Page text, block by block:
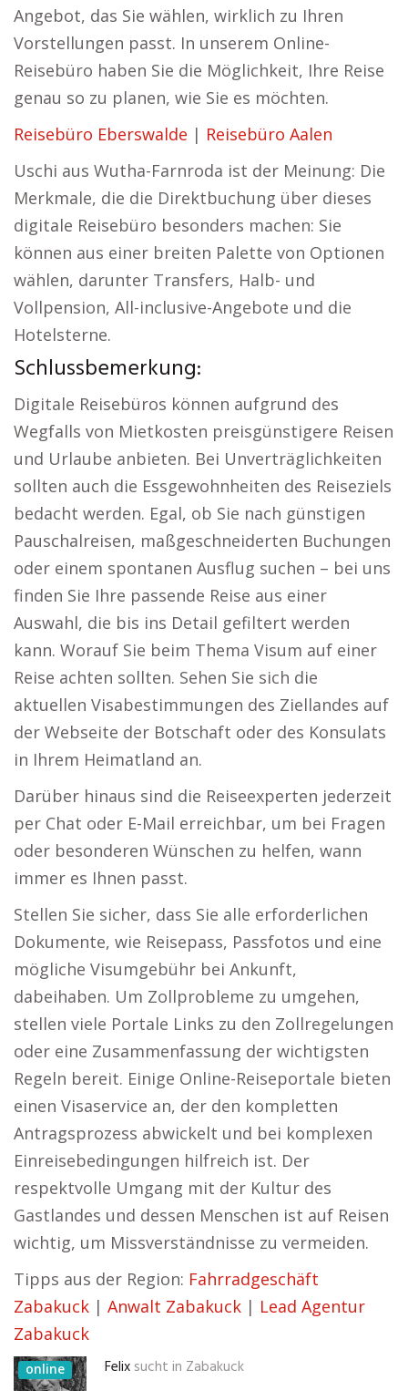
Angebot, das Sie wählen, wirklich zu Ihren
Vorstellungen passt. In unserem Online-
Reisebüro haben Sie die Möglichkeit, Ihre Reise
genau so zu planen, wie Sie es möchten.
Reisebüro Eberswalde | Reisebüro Aalen
Uschi aus Wutha-Farnroda ist der Meinung: Die
Merkmale, die die Direktbuchung über dieses
digitale Reisebüro besonders machen: Sie
können aus einer breiten Palette von Optionen
wählen, darunter Transfers, Halb- und
Vollpension, All-inclusive-Angebote und die
Hotelsterne.
Schlussbemerkung:
Digitale Reisebüros können aufgrund des
Wegfalls von Mietkosten preisgünstigere Reisen
und Urlaube anbieten. Bei Unverträglichkeiten
sollten auch die Essgewohnheiten des Reiseziels
bedacht werden. Egal, ob Sie nach günstigen
Pauschalreisen, maßgeschneiderten Buchungen
oder einem spontanen Ausflug suchen – bei uns
finden Sie Ihre passende Reise aus einer
Auswahl, die bis ins Detail gefiltert werden
kann. Worauf Sie beim Thema Visum auf einer
Reise achten sollten. Sehen Sie sich die
aktuellen Visabestimmungen des Ziellandes auf
der Webseite der Botschaft oder des Konsulats
in Ihrem Heimatland an.
Darüber hinaus sind die Reiseexperten jederzeit
per Chat oder E-Mail erreichbar, um bei Fragen
oder besonderen Wünschen zu helfen, wann
immer es Ihnen passt.
Stellen Sie sicher, dass Sie alle erforderlichen
Dokumente, wie Reisepass, Passfotos und eine
mögliche Visumgebühr bei Ankunft,
dabeihaben. Um Zollprobleme zu umgehen,
stellen viele Portale Links zu den Zollregelungen
oder eine Zusammenfassung der wichtigsten
Regeln bereit. Einige Online-Reiseportale bieten
einen Visaservice an, der den kompletten
Antragsprozess abwickelt und bei komplexen
Einreisebedingungen hilfreich ist. Der
respektvolle Umgang mit der Kultur des
Gastlandes und dessen Menschen ist auf Reisen
wichtig, um Missverständnisse zu vermeiden.
Tipps aus der Region: Fahrradgeschäft
Zabakuck | Anwalt Zabakuck | Lead Agentur
Zabakuck
online Felix sucht in Zabakuck